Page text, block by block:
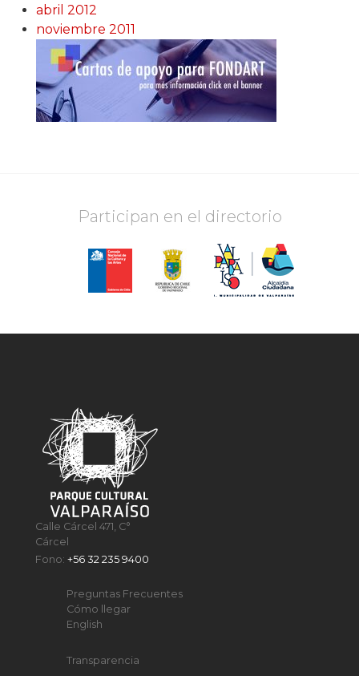
abril 2012
noviembre 2011
Participan en el directorio
Calle Cárcel 471, C°
Cárcel
Fono:+56 32 235 9400
Preguntas Frecuentes
Cómo llegar
English
Transparencia